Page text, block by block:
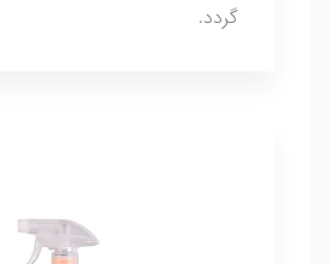
گردد.